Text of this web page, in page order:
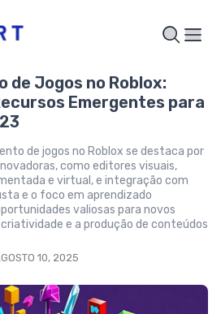
de Jogos no Roblox:
Emergentes para
de jogos no Roblox se destaca por
como editores visuais,
e virtual, e integração com
e o foco em aprendizado
valiosas para novos
e a produção de conteúdos
10, 2025